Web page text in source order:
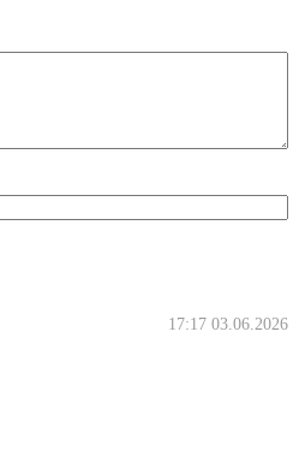
17:17 03.06.2026